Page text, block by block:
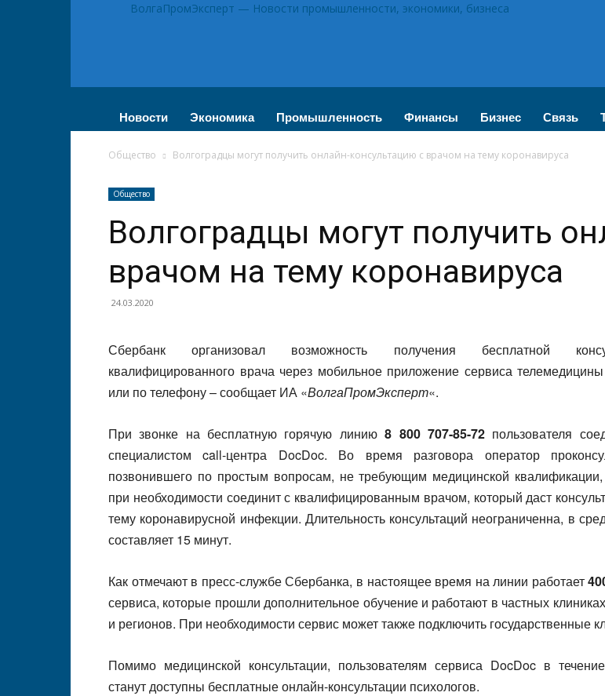
ВолгаПромЭксперт — Новости промышленности, экономики, бизнеса
Новости Экономика Промышленность Финансы Бизнес Связь
Общество Волгоградцы могут получить онлайн-консультацию с врачом на тему коронавируса
Общество
Волгоградцы могут получить
врачом на тему коронавируса
24.03.2020
Сбербанк организовал возможность получения бесплатной
квалифицированного врача через мобильное приложение сервиса
или по телефону – сообщает ИА «ВолгаПромЭксперт«.
При звонке на бесплатную горячую линию ‪8 800 707-85-72пользователя
специалистом call-центра DocDoc. Во время разговора оператор
позвонившего по простым вопросам, не требующим медицинской
при необходимости соединит с квалифицированным врачом, который даст
тему коронавирусной инфекции. Длительность консультаций неограниченна, в
составляет 15 минут.
Как отмечают в пресс-службе Сбербанка, в настоящее время на линии работает
сервиса, которые прошли дополнительное обучение и работают в частных
и регионов. При необходимости сервис может также подключить государственные
Помимо медицинской консультации, пользователям сервиса DocDoc в
станут доступны бесплатные онлайн-консультации психологов.